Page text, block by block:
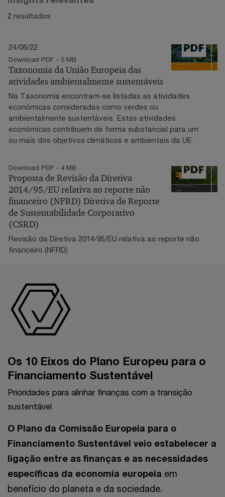
2 resultados
24/06/22
Download PDF - 5 MB
Taxonomia da União Europeia das
atividades ambientalmente sustentáveis
Na Taxonomia encontram-se listadas as atividades
económicas consideradas como verdes ou
ambientalmente sustentáveis. Estas atividades
económicas contribuem de forma substancial para um
ou mais dos objetivos climáticos e ambientais da UE.
Download PDF - 4 MB
Proposta de Revisão da Diretiva
2014/95/EU relativa ao reporte não
financeiro (NFRD) Diretiva de Reporte
de Sustentabilidade Corporativo
(CSRD)
Revisão da Diretiva 2014/95/EU relativa ao reporte não
financeiro (NFRD)
Os 10 Eixos do Plano Europeu para o
Financiamento Sustentável
Prioridades para alinhar finanças com a transição
sustentável
O Plano da Comissão Europeia para o
Financiamento Sustentável veio estabelecer a
ligação entre as finanças e as necessidades
específicas da economia europeia em
benefício do planeta e da sociedade.